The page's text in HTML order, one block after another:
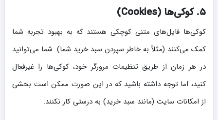
۵. کوکی‌ها (Cookies)
کوکی‌ها فایل‌های متنی کوچکی هستند که به بهبود تجربه شما
کمک می‌کنند (مثلاً به خاطر سپردن سبد خرید شما). شما می‌توانید
در هر زمان از طریق تنظیمات مرورگر خود، کوکی‌ها را غیرفعال
کنید، اما توجه داشته باشید که در این صورت ممکن است بخشی
از امکانات سایت (مانند سبد خرید) به درستی کار نکنند.